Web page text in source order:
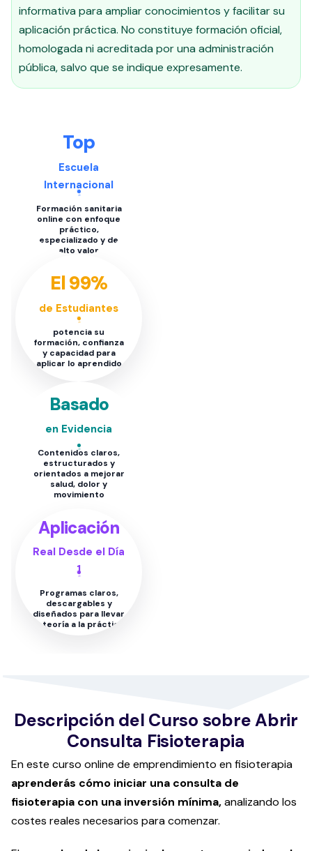
informativa para ampliar conocimientos y facilitar su
aplicación práctica. No constituye formación oficial,
homologada ni acreditada por una administración
pública, salvo que se indique expresamente.
Top
Escuela
Internacional
Formación sanitaria
online con enfoque
práctico,
especializado y de
alto valor
El 99%
de Estudiantes
potencia su
formación, confianza
y capacidad para
aplicar lo aprendido
Basado
en Evidencia
Contenidos claros,
estructurados y
orientados a mejorar
salud, dolor y
movimiento
Aplicación
Real Desde el Día
1
Programas claros,
descargables y
diseñados para llevar
la teoría a la práctica
Descripción del Curso sobre Abrir
Consulta Fisioterapia
En este curso online de emprendimiento en fisioterapia
aprenderás cómo iniciar una consulta de
fisioterapia con una inversión mínima,analizando los
costes reales necesarios para comenzar.